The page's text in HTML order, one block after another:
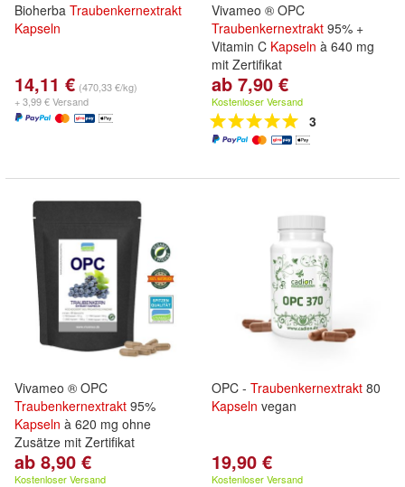
Bioherba Traubenkernextrakt
Kapseln
14,11 € (470,33 €/kg)
+ 3,99 € Versand
Vivameo ® OPC
Traubenkernextrakt 95% +
Vitamin C Kapseln à 640 mg
mit Zertifikat
ab 7,90 €
Kostenloser Versand
3
Vivameo ® OPC
Traubenkernextrakt 95%
Kapseln à 620 mg ohne
Zusätze mit Zertifikat
ab 8,90 €
Kostenloser Versand
OPC - Traubenkernextrakt 80
Kapseln vegan
19,90 €
Kostenloser Versand